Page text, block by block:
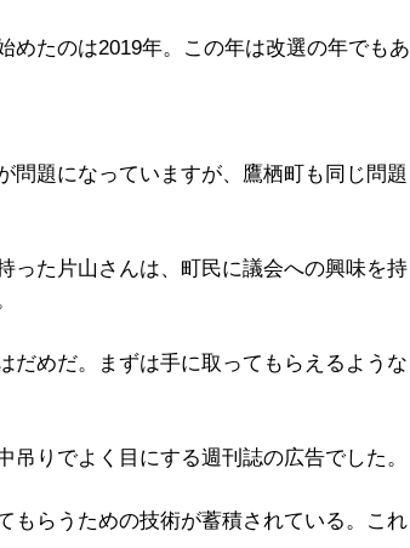
めたのは2019年。この年は改選の年でもあ
問題になっていますが、鷹栖町も同じ問題
った片山さんは、町民に議会への興味を持
だめだ。まずは手に取ってもらえるような
りでよく目にする週刊誌の広告でした。
もらうための技術が蓄積されている。これ